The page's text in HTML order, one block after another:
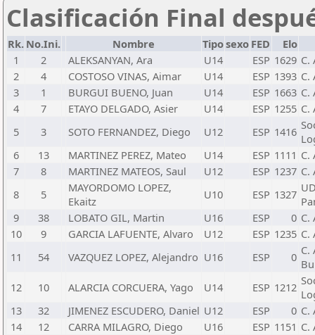
Clasificación Final
Rk. No.Ini. Nombre Tiposexo FED
Elo
1
2 ALEKSANYAN, Ara U14 ESP 1629 C.
2
4 COSTOSO VINAS, Aimar U14 ESP 1393 C.
3
1 BURGUI BUENO, Juan U14 ESP 1663 C.
4
7 ETAYO DELGADO, Asier U14 ESP 1255 C.
5
3 SOTO FERNANDEZ, Diego U12 ESP 1416
6
13 MARTINEZ PEREZ, Mateo U14 ESP 1111 C.
7
8 MARTINEZ MATEOS, Saul U12 ESP 1237 C.
8
5
MAYORDOMO LOPEZ,
Ekaitz
U10 ESP 1327
9
38 LOBATO GIL, Martin U16 ESP 0 C.
10
9 GARCIA LAFUENTE, Alvaro U12 ESP 1235 C.
11
54 VAZQUEZ LOPEZ, Alejandro U16 ESP 0 C.
12
10 ALARCIA CORCUERA, Yago U14 ESP 1212
13
32 JIMENEZ ESCUDERO, Daniel U12 ESP 0 C.
14
12 CARRA MILAGRO, Diego U16 ESP 1151 C.